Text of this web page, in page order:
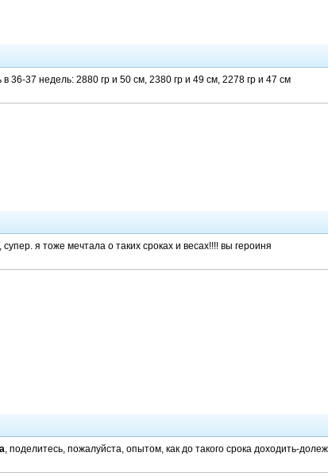
36-37 недель: 2880 гр и 50 см, 2380 гр и 49 см, 2278 гр и 47 см
я тоже мечтала о таких сроках и весах!!!! вы героиня
, поделитесь, пожалуйста, опытом, как до такого срока доходить-